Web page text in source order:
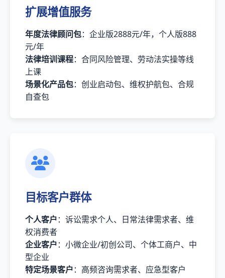
扩展增值服务
年度法律顾问包：企业版2888元/年，个人版888
元/年
法律培训课程：合同风险管理、劳动法实操等线
上课
场景化产品包：创业启动包、维权护航包、合规
自查包
目标客户群体
个人客户：诉讼需求个人、日常法律需求者、维
权消费者
企业客户：小微企业/初创公司、个体工商户、中
型企业
特定场景客户：高频咨询需求者、应急型客户